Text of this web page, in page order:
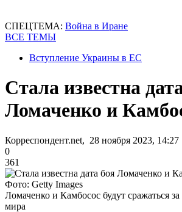
СПЕЦТЕМА: Война в Иране
ВСЕ ТЕМЫ
Вступление Украины в ЕС
Стала известна
Ломаченко и
Корреспондент.net, 28 ноября 2023, 14:27
0
361
Фото: Getty Images
Ломаченко и Камбосос будут сражаться
мира